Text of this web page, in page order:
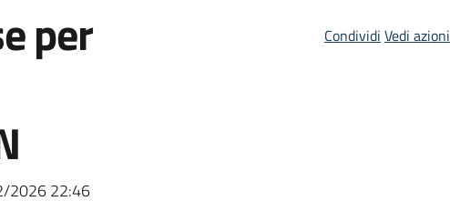
per
2026 22:46
Condividi Vedi azioni